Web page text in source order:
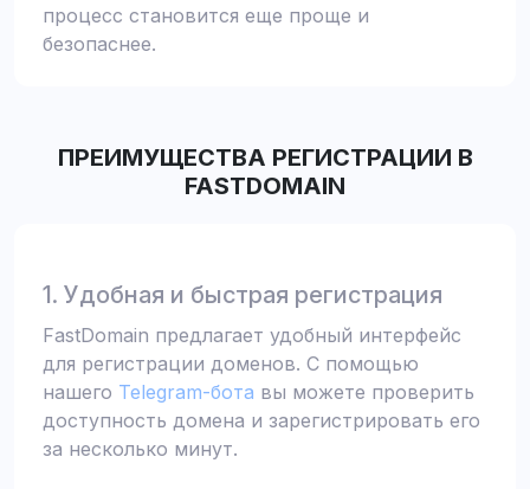
процесс становится еще проще и
безопаснее.
ПРЕИМУЩЕСТВА РЕГИСТРАЦИИ В
FASTDOMAIN
1. Удобная и быстрая регистрация
FastDomain предлагает удобный интерфейс
для регистрации доменов. С помощью
нашего Telegram-бота вы можете проверить
доступность домена и зарегистрировать его
за несколько минут.